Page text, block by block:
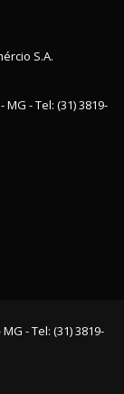
S.A.
- Tel: (31) 3819-
- Tel: (31) 3819-